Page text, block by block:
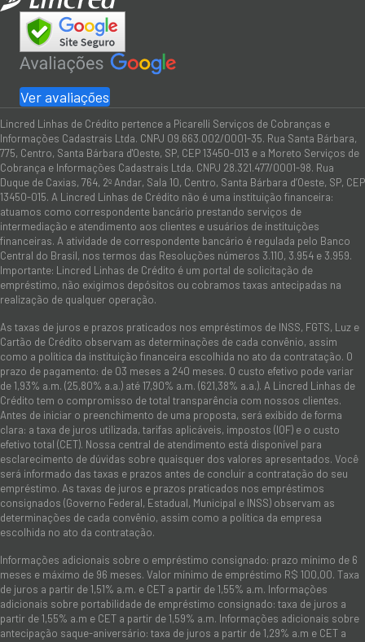
Ver avaliações
Lincred Linhas de Crédito pertence a Picarelli Serviços de Cobranças e
Informações Cadastrais Ltda. CNPJ 09.663.002/0001-35. Rua Santa Bárbara,
775, Centro, Santa Bárbara d'Oeste, SP, CEP 13450-013 e a Moreto Serviços de
Cobrança e Informações Cadastrais Ltda. CNPJ 28.321.477/0001-98. Rua
Duque de Caxias, 764, 2º Andar, Sala 10, Centro, Santa Bárbara d’Oeste, SP, CEP
13450-015. A Lincred Linhas de Crédito não é uma instituição financeira:
atuamos como correspondente bancário prestando serviços de
intermediação e atendimento aos clientes e usuários de instituições
financeiras. A atividade de correspondente bancário é regulada pelo Banco
Central do Brasil, nos termos das Resoluções números 3.110, 3.954 e 3.959.
Importante: Lincred Linhas de Crédito é um portal de solicitação de
empréstimo, não exigimos depósitos ou cobramos taxas antecipadas na
realização de qualquer operação.
As taxas de juros e prazos praticados nos empréstimos de INSS, FGTS, Luz e
Cartão de Crédito observam as determinações de cada convênio, assim
como a política da instituição financeira escolhida no ato da contratação. O
prazo de pagamento: de 03 meses a 240 meses. O custo efetivo pode variar
de 1,93% a.m. (25,80% a.a.) até 17,90% a.m. (621,38% a.a.). A Lincred Linhas de
Crédito tem o compromisso de total transparência com nossos clientes.
Antes de iniciar o preenchimento de uma proposta, será exibido de forma
clara: a taxa de juros utilizada, tarifas aplicáveis, impostos (IOF) e o custo
efetivo total (CET). Nossa central de atendimento está disponível para
esclarecimento de dúvidas sobre quaisquer dos valores apresentados. Você
será informado das taxas e prazos antes de concluir a contratação do seu
empréstimo. As taxas de juros e prazos praticados nos empréstimos
consignados (Governo Federal, Estadual, Municipal e INSS) observam as
determinações de cada convênio, assim como a política da empresa
escolhida no ato da contratação.
Informações adicionais sobre o empréstimo consignado: prazo mínimo de 6
meses e máximo de 96 meses. Valor mínimo de empréstimo R$ 100,00. Taxa
de juros a partir de 1,51% a.m. e CET a partir de 1,55% a.m. Informações
adicionais sobre portabilidade de empréstimo consignado: taxa de juros a
partir de 1,55% a.m e CET a partir de 1,59% a.m. Informações adicionais sobre
antecipação saque-aniversário: taxa de juros a partir de 1,29% a.m e CET a